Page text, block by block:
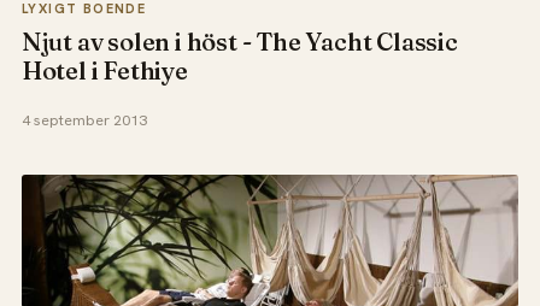
LYXIGT BOENDE
Njut av solen i höst - The Yacht Classic
Hotel i Fethiye
4 september 2013